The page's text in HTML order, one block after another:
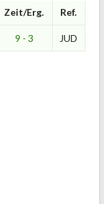
Zeit/Erg. Ref.
9 - 3 JUD